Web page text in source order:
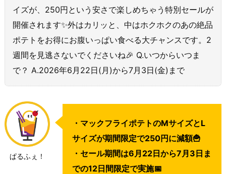
イズが、250円という安さで楽しめちゃう特別セールが
開催されます✨外はカリッと、中はホクホクのあの絶品
ポテトをお得にお腹いっぱい食べる大チャンスです。2
週間を見逃さないでくださいね🎉 Q.いつからいつま
で？ A.2026年6月22日(月)から7月3日(金)まで
ぱるふぇ！
・マックフライポテトのMサイズとL
サイズが期間限定で250円に減額🍟
・セール期間は6月22日から7月3日ま
での12日間限定で実施📅